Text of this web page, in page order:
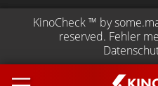
KinoCheck ™ by
reserved. Fehler